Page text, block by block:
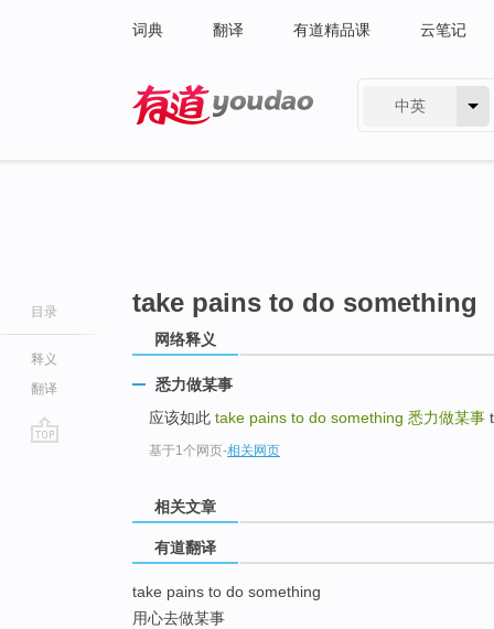
词典 翻译 有道精品课 云笔记
中英
目录
释义
翻译
take pains to do something
网络释义
悉力做某事
应该如此 take pains to do something 悉力做某事
基于1个网页-相关网页
相关文章
有道翻译
take pains to do something
用心去做某事